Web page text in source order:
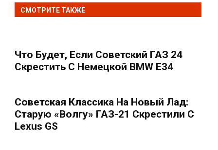
СМОТРИТЕ ТАКЖЕ
Что Будет, Если Советский ГАЗ 24
Скрестить С Немецкой BMW E34
Советская Классика На Новый Лад:
Старую «Волгу» ГАЗ-21 Скрестили С
Lexus GS